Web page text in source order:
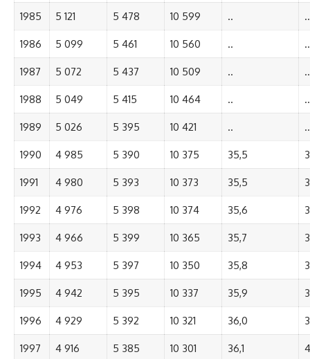
1985 5 121 5 478 10 599 .. ..
1986 5 099 5 461 10 560 .. ..
1987 5 072 5 437 10 509 .. ..
1988 5 049 5 415 10 464 .. ..
1989 5 026 5 395 10 421 .. ..
1990 4 985 5 390 10 375 35,5
1991 4 980 5 393 10 373 35,5
1992 4 976 5 398 10 374 35,6
1993 4 966 5 399 10 365 35,7
1994 4 953 5 397 10 350 35,8
1995 4 942 5 395 10 337 35,9
1996 4 929 5 392 10 321 36,0
1997 4 916 5 385 10 301 36,1